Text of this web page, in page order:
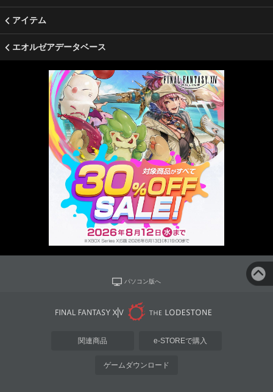
アイテム
エオルゼアデータベース
パソコン版へ
関連商品 e-STOREで購入
ゲームダウンロード